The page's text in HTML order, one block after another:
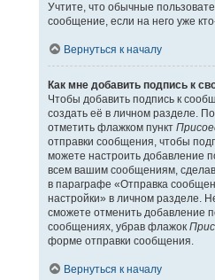
Учтите, что обычные
сообщение, если на него уже
Вернуться к началу
Как мне добавить подпись к
Чтобы добавить подпись к
создать её в личном разделе.
отметить флажком пункт
отправки сообщения, чтобы
можете настроить добавление
всем вашим сообщениям,
в параграфе «Отправка
настройки» в личном разделе.
сможете отменить добавление
сообщениях, убрав флажок
форме отправки сообщения.
Вернуться к началу